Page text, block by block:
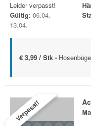
Leider verpasst!
Gültig: 06.04. -
13.04.
€ 3,99 / Stk -
Verpasst!